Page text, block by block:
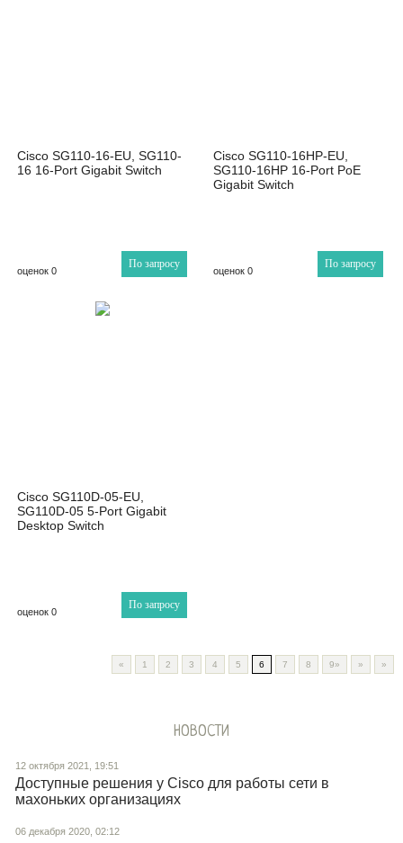
Cisco SG110-16-EU, SG110-
16 16-Port Gigabit Switch
По запросу
оценок 0
Cisco SG110-16HP-EU,
SG110-16HP 16-Port PoE
Gigabit Switch
По запросу
оценок 0
Cisco SG110D-05-EU,
SG110D-05 5-Port Gigabit
Desktop Switch
По запросу
оценок 0
« 1 2 3 4 5 6 7 8 9» » »
НОВОСТИ
12 октября 2021, 19:51
Доступные решения у Cisco для работы сети в
махоньких организациях
06 декабря 2020, 02:12